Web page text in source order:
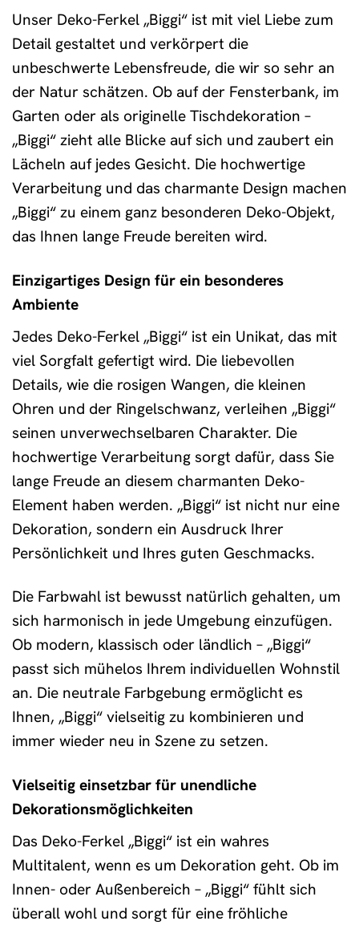
Unser Deko-Ferkel „Biggi“ ist mit viel Liebe zum
Detail gestaltet und verkörpert die
unbeschwerte Lebensfreude, die wir so sehr an
der Natur schätzen. Ob auf der Fensterbank, im
Garten oder als originelle Tischdekoration –
„Biggi“ zieht alle Blicke auf sich und zaubert ein
Lächeln auf jedes Gesicht. Die hochwertige
Verarbeitung und das charmante Design machen
„Biggi“ zu einem ganz besonderen Deko-Objekt,
das Ihnen lange Freude bereiten wird.
Einzigartiges Design für ein besonderes
Ambiente
Jedes Deko-Ferkel „Biggi“ ist ein Unikat, das mit
viel Sorgfalt gefertigt wird. Die liebevollen
Details, wie die rosigen Wangen, die kleinen
Ohren und der Ringelschwanz, verleihen „Biggi“
seinen unverwechselbaren Charakter. Die
hochwertige Verarbeitung sorgt dafür, dass Sie
lange Freude an diesem charmanten Deko-
Element haben werden. „Biggi“ ist nicht nur eine
Dekoration, sondern ein Ausdruck Ihrer
Persönlichkeit und Ihres guten Geschmacks.
Die Farbwahl ist bewusst natürlich gehalten, um
sich harmonisch in jede Umgebung einzufügen.
Ob modern, klassisch oder ländlich – „Biggi“
passt sich mühelos Ihrem individuellen Wohnstil
an. Die neutrale Farbgebung ermöglicht es
Ihnen, „Biggi“ vielseitig zu kombinieren und
immer wieder neu in Szene zu setzen.
Vielseitig einsetzbar für unendliche
Dekorationsmöglichkeiten
Das Deko-Ferkel „Biggi“ ist ein wahres
Multitalent, wenn es um Dekoration geht. Ob im
Innen- oder Außenbereich – „Biggi“ fühlt sich
überall wohl und sorgt für eine fröhliche